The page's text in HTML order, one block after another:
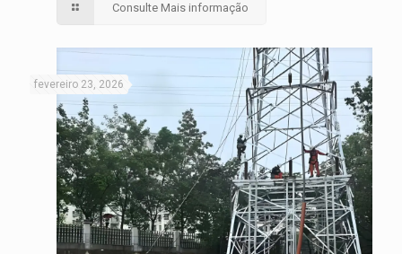
Consulte Mais informação
fevereiro 23, 2026